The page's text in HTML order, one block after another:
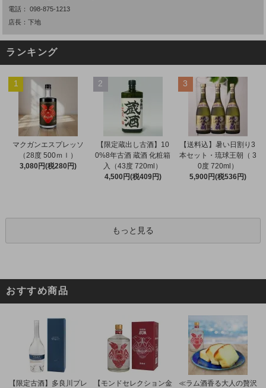
電話：098-875-1213
店長：下地
ランキング
1
マクガンエスプレッソ
（28度 500ｍｌ）
3,080円(税280円)
2
【限定蔵出し古酒】10
0%8年古酒 蔵酒 化粧箱
入（43度 720ml）
4,500円(税409円)
3
【送料込】暑い日割り3
本セット・琉球王朝（ 3
0度 720ml）
5,900円(税536円)
もっと見る
おすすめ商品
【限定古酒】多良川プレ
【モンドセレクション金
≪ラム酒香る大人の贅沢